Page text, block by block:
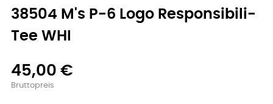
38504 M's P-6 Logo Responsibili-
Tee WHI
45,00 €
Bruttopreis